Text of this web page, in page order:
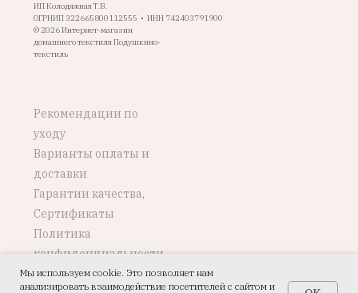
ИП Колодяжная Т.В.
ОГРНИП 322665800112555 • ИНН 742403791900
© 2026 Интернет-магазин
домашнего текстиля Подушкино-
текстиль
Рекомендации по
уходу
Варианты оплаты и
доставки
Гарантии качества,
Сертификаты
Политика
конфиденциальности
Возврат, обмен
Мы используем cookie. Это позволяет нам
анализировать взаимодействие посетителей с сайтом и